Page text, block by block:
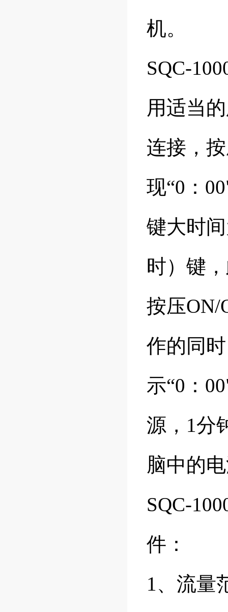
机。
SQC-
用适当
连接，
现“0：
键大时
时）键
按压ON/
作的同
示“0：
源，1分
脑中的
SQC-
件：
1、流量